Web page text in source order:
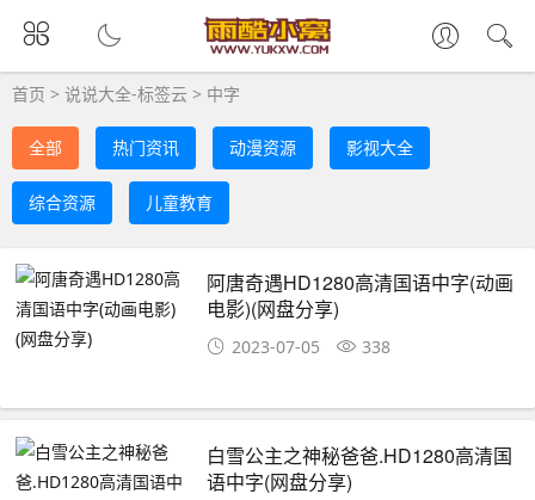
首页 > 说说大全-标签云 > 中字
全部 热门资讯 动漫资源 影视大全
综合资源 儿童教育
阿唐奇遇HD1280高清国语中字(动画
电影)(网盘分享)
2023-07-05 338
白雪公主之神秘爸爸.HD1280高清国
语中字(网盘分享)